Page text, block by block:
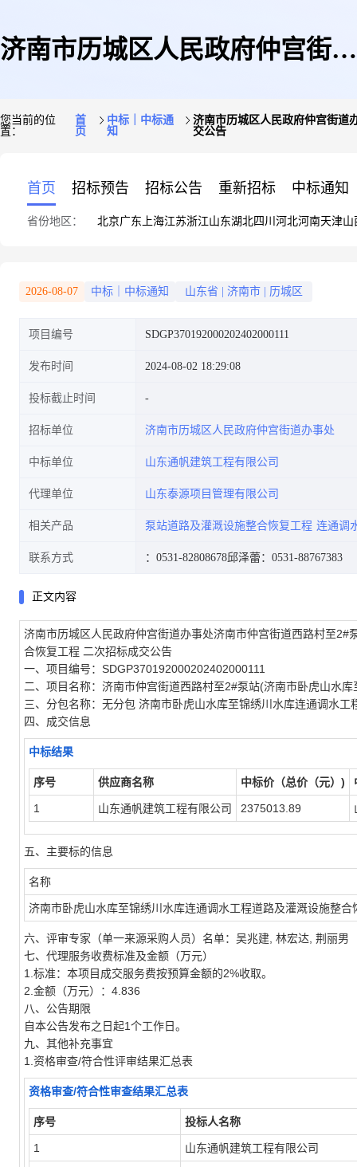
济南市历城区人民政府仲宫街道
绣川水库连通调水工程)道路及
灌溉设施整合恢复工程二次招标
您当前的位
置：
首
页
中标｜中标通
知
济南市历城区人民政府仲宫街道
交公告
首页 招标预告 招标公告 重新招标 中标通知
省份地区： 北京广东 上海江苏浙江山东湖北四川 河北河南天津山
2026-08-07 中标｜中标通知 山东省 济南市 历城区
项目编号 SDGP370192000202402000111
发布时间 2024-08-02 18:29:08
投标截止时间
招标单位 济南市历城区人民政府仲宫街道办事处
中标单位 山东通帆建筑工程有限公司
代理单位 山东泰源项目管理有限公司
相关产品 泵站道路及灌溉设施整合恢复工程 连通调
联系方式 ：0531-82808678邱泽蕾：0531-88767383
正文内容
济南市历城区人民政府仲宫街道办事处济南市仲宫街道西路村至
合恢复工程 二次招标成交公告
一、项目编号：SDGP370192000202402000111
二、项目名称：济南市仲宫街道西路村至2#泵站(济南市卧虎山水
三、分包名称：无分包 济南市卧虎山水库至锦绣川水库连通调水工
四、成交信息
中标结果
序号 供应商名称 中标价（总价（元）)
1 山东通帆建筑工程有限公司 2375013.89
五、主要标的信息
名称
济南市卧虎山水库至锦绣川水库连通调水工程道路及灌溉设施整合
六、评审专家（单一来源采购人员）名单：吴兆建, 林宏达, 荆丽男
七、代理服务收费标准及金额（万元）
1.标准：本项目成交服务费按预算金额的2%收取。
2.金额（万元）：4.836
八、公告期限
自本公告发布之日起1个工作日。
九、其他补充事宜
1.资格审查/符合性评审结果汇总表
资格审查/符合性审查结果汇总表
序号 投标人名称
1 山东通帆建筑工程有限公司